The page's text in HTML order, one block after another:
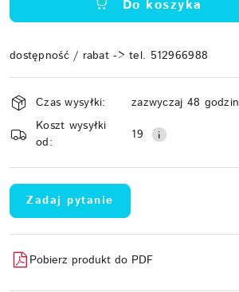
Do koszyka
dostępność / rabat -> tel. 512966988
Wyślij
Dostępność
i
dostawa
Czas wysyłki:
zazwyczaj 48 godzin
Koszt wysyłki
od:
19
Zadaj pytanie
Pobierz produkt do PDF